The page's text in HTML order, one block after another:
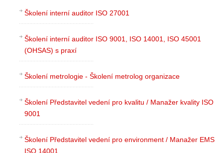
Školení interní auditor ISO 27001
Školení interní auditor ISO 9001, ISO 14001, ISO 45001
(OHSAS) s praxí
Školení metrologie - Školení metrolog organizace
Školení Představitel vedení pro kvalitu / Manažer kvality ISO
9001
Školení Představitel vedení pro environment / Manažer EMS
ISO 14001